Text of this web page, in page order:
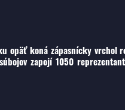
opäť koná zápasnícky
zapojí 1050